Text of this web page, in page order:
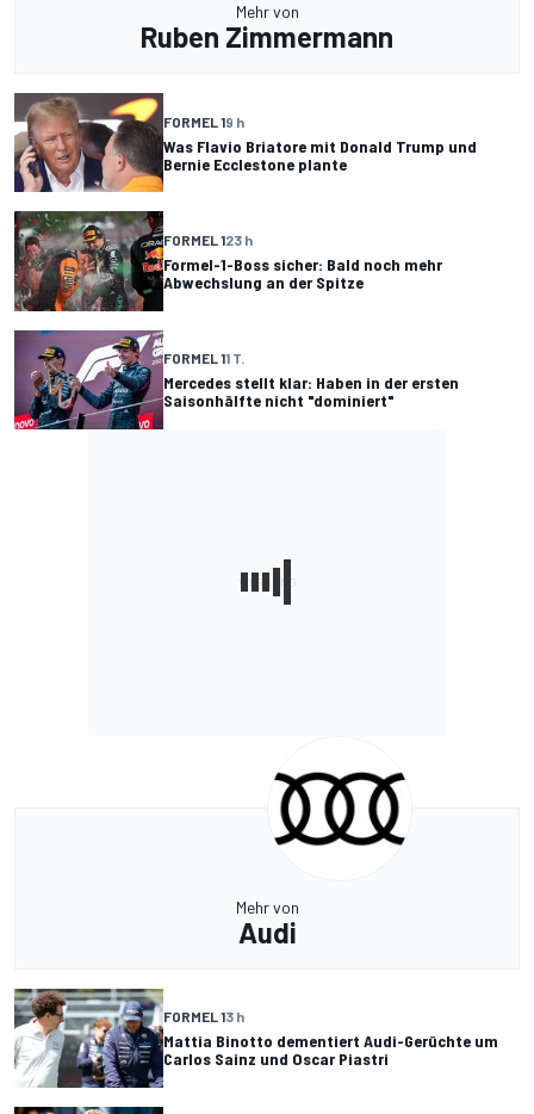
Mehr von
Ruben Zimmermann
FORMEL 19 h
Was Flavio Briatore mit Donald Trump und
Bernie Ecclestone plante
FORMEL 123 h
Formel-1-Boss sicher: Bald noch mehr
Abwechslung an der Spitze
FORMEL 11 T.
Mercedes stellt klar: Haben in der ersten
Saisonhälfte nicht "dominiert"
Mehr von
Audi
FORMEL 13 h
Mattia Binotto dementiert Audi-Gerüchte um
Carlos Sainz und Oscar Piastri